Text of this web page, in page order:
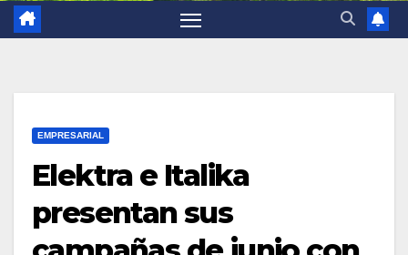
EMPRESARIAL
Elektra e Italika
presentan sus